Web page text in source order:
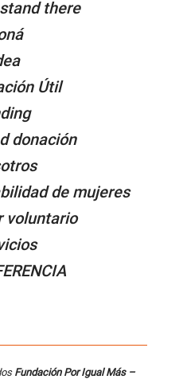
there
Útil
donación
de mujeres
voluntario
Fundación Por Igual Más –